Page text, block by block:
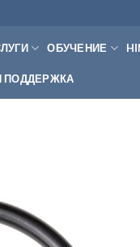
ОБУЧЕНИЕ
ПОДДЕРЖКА